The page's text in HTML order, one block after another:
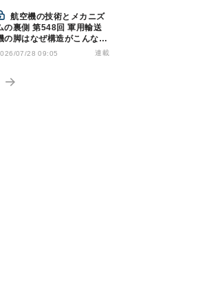
航空機の技術とメカニズ
の裏側 第548回 軍用輸送
の脚はなぜ構造がこんなに
うのか - 降着装置は複雑怪
07/28 09:05 連載